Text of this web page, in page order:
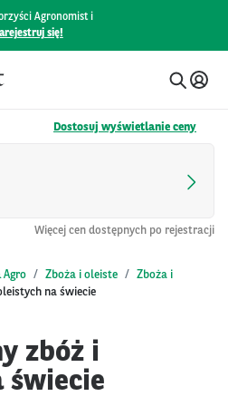
Agronomist i
się!
Dostosuj wyświetlanie ceny
Więcej cen dostępnych po rejestracji
Agro Zboża i oleiste
Zboża i
na świecie
zbóż i
świecie